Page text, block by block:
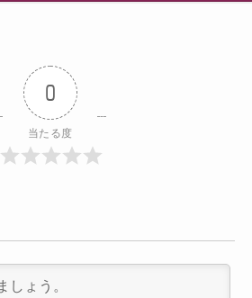
0
当たる度